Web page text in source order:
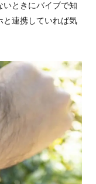
いときにバイブで知
と連携していれば気